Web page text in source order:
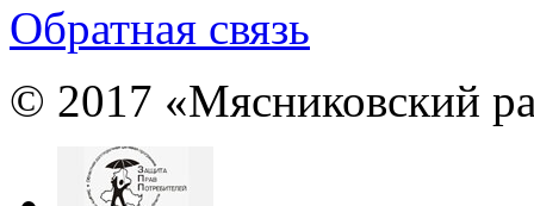
Обратная связь
© 2017 «Мясниковский